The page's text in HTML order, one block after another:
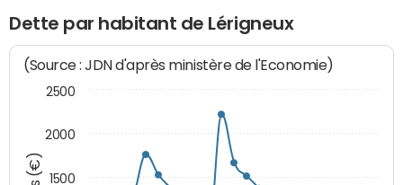
Dette par habitant de Lérigneux
(Source : JDN d'après ministère de l'Economie)
1500
2000
2500